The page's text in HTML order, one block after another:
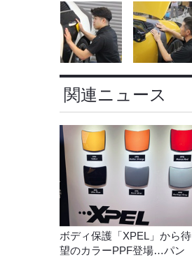
関連ニュース
ボディ保護「XPEL」から待
望のカラーPPF登場…パン